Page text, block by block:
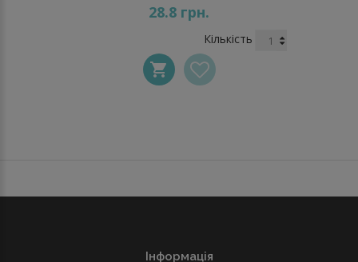
28.8 грн.
Кількість
Інформація